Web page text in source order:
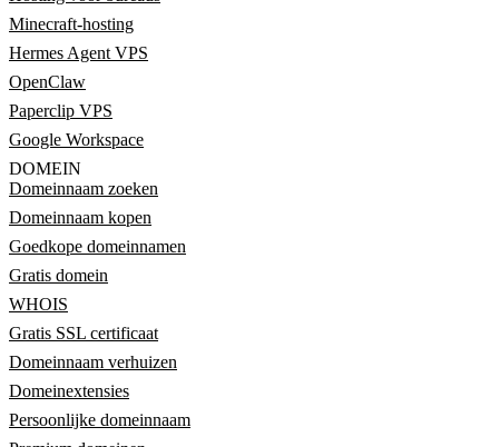
Minecraft-hosting
Hermes Agent VPS
OpenClaw
Paperclip VPS
Google Workspace
DOMEIN
Domeinnaam zoeken
Domeinnaam kopen
Goedkope domeinnamen
Gratis domein
WHOIS
Gratis SSL certificaat
Domeinnaam verhuizen
Domeinextensies
Persoonlijke domeinnaam